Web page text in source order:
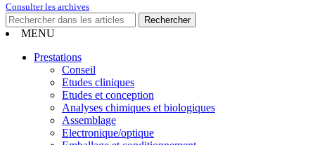
Consulter les archives
MENU
Prestations
Conseil
Etudes cliniques
Etudes et conception
Analyses chimiques et biologiques
Assemblage
Electronique/optique